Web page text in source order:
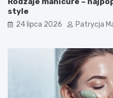
style
24 lipca 2026 Patrycja